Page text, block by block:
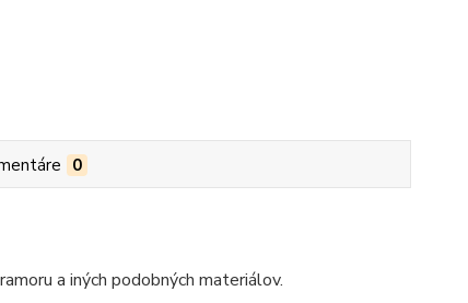
0
a iných podobných materiálov.